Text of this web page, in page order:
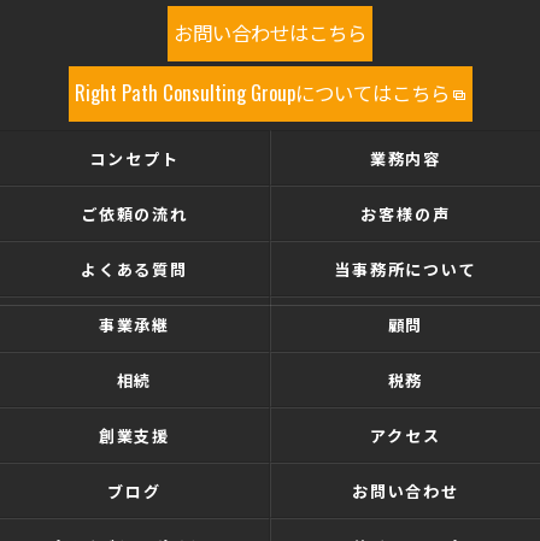
お問い合わせはこちら
Right Path Consulting Groupについてはこちら
コンセプト 業務内容
ご依頼の流れ お客様の声
よくある質問 当事務所について
事業承継 顧問
相続 税務
創業支援 アクセス
ブログ お問い合わせ